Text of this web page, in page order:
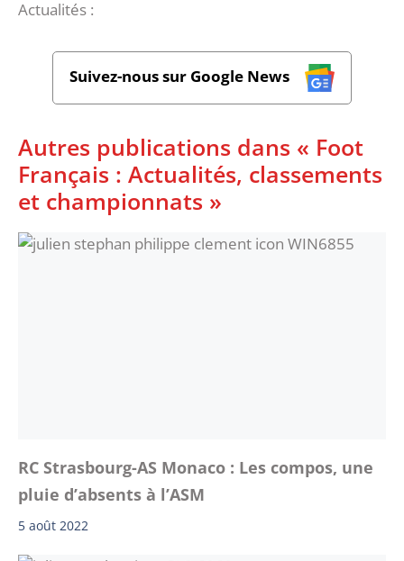
Actualités :
Suivez-nous sur Google News
Autres publications dans « Foot
Français : Actualités, classements
et championnats »
RC Strasbourg-AS Monaco : Les compos, une
pluie d’absents à l’ASM
5 août 2022